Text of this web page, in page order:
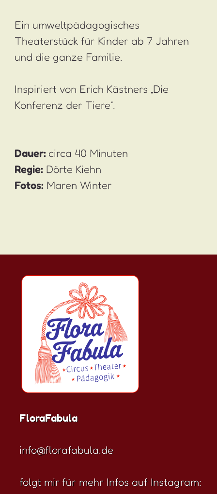
Ein umweltpädagogisches
Theaterstück für Kinder ab 7 Jahren
und die ganze Familie.
Inspiriert von Erich Kästners „Die
Konferenz der Tiere“.
Dauer: circa 40 Minuten
Regie: Dörte Kiehn
Fotos: Maren Winter
FloraFabula
info@florafabula.de
folgt mir für mehr Infos auf Instagram: